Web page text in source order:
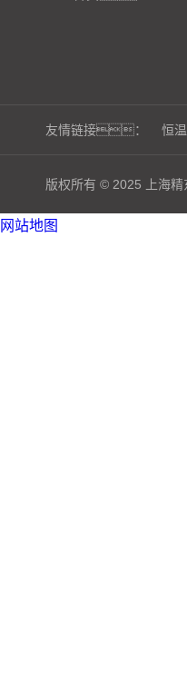
友情链接： 恒
版权所有 © 2025 上海
网站地图